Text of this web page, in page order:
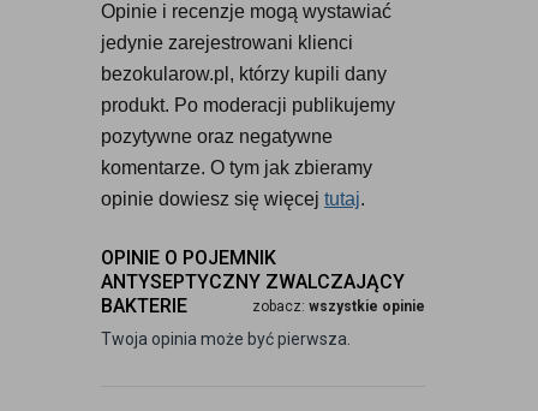
Opinie i recenzje mogą wystawiać
jedynie zarejestrowani klienci
bezokularow.pl, którzy kupili dany
produkt. Po moderacji publikujemy
pozytywne oraz negatywne
komentarze. O tym jak zbieramy
opinie dowiesz się więcej tutaj.
OPINIE O POJEMNIK
ANTYSEPTYCZNY ZWALCZAJĄCY
BAKTERIE
zobacz: wszystkie opinie
Twoja opinia może być pierwsza.